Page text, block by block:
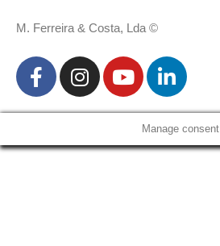
M. Ferreira & Costa, Lda ©
Manage consent